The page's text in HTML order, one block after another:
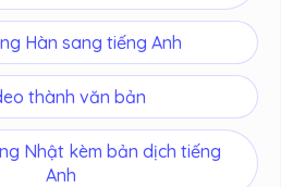
Hàn sang tiếng Anh
thành văn bản
Nhật kèm bản dịch tiếng
Anh